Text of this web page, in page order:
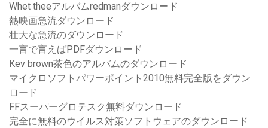
Whet theeアルバムredmanダウンロード
熱映画急流ダウンロード
壮大な急流のダウンロード
一言で言えばPDFダウンロード
Kev brown茶色のアルバムのダウンロード
マイクロソフトパワーポイント2010無料完全版をダウン
ロード
FFスーパーグロテスク無料ダウンロード
完全に無料のウイルス対策ソフトウェアのダウンロード